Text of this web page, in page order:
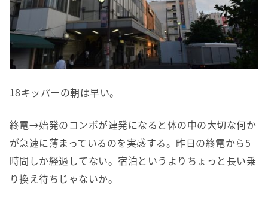
18キッパーの朝は早い。
終電→始発のコンボが連発になると体の中の大切な何か
が急速に薄まっているのを実感する。昨日の終電から5
時間しか経過してない。宿泊というよりちょっと長い乗
り換え待ちじゃないか。